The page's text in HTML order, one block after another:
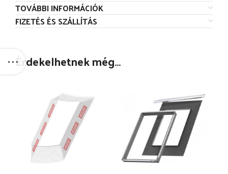
TOVÁBBI INFORMÁCIÓK
FIZETÉS ÉS SZÁLLÍTÁS
Érdekelhetnek még…